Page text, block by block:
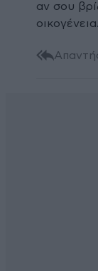
αν σου
οικογένεια.